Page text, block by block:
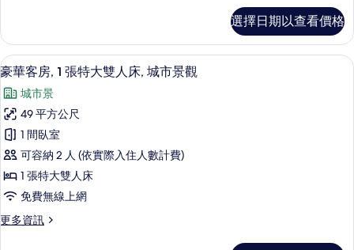
雙
人
床,
海
景
的
所
有
相
片
客
房,
1
特
大
雙
人
床,
海
景
的
情
選擇日期以查看價格
顯
示
豪
華
客
房,
1
張
特
豪華客房, 1 張特大雙人床, 城市景觀
7
豪華客房, 1 張特大雙人床, 城市景觀
城市景
49 平方公尺
1 間臥室
可容納 2 人 (依實際入住人數計費)
1 張特大雙人床
免費無線上網
更多資訊
更